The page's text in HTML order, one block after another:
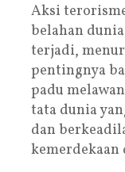
Aksi
belahan
terjadi,
pentingnya
padu
tata dunia
dan
kemerdekaan